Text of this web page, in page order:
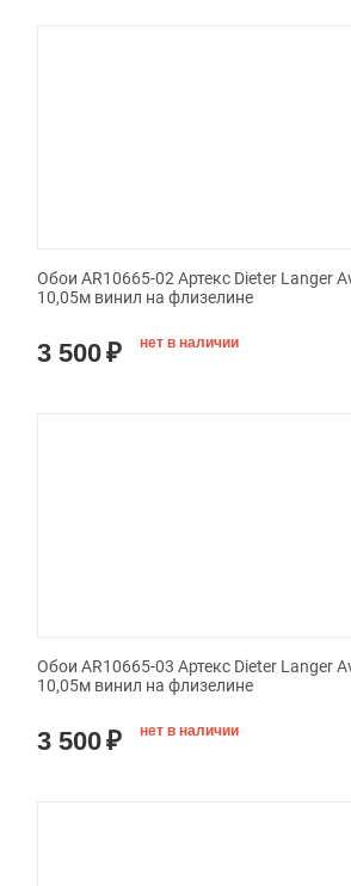
Обои AR10665-02 Артекс Dieter Langer
10,05м винил на флизелине
3 500₽ нет в наличии
Обои AR10665-03 Артекс Dieter Langer
10,05м винил на флизелине
3 500₽ нет в наличии